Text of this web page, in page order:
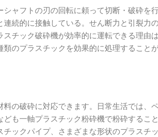
ャフトの刃の回転に頼って切断・破砕を
続的に接触している。せん断力と引裂力
チック破砕機が効率的に運転できる理由
のプラスチックを効果的に処理するこ
の破砕に対応できます。日常生活では
も一軸プラスチック粉砕機で粉砕するこ
ックパイプ、さまざまな形状のプラスチ